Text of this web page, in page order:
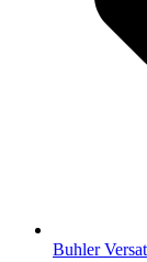
Buhler